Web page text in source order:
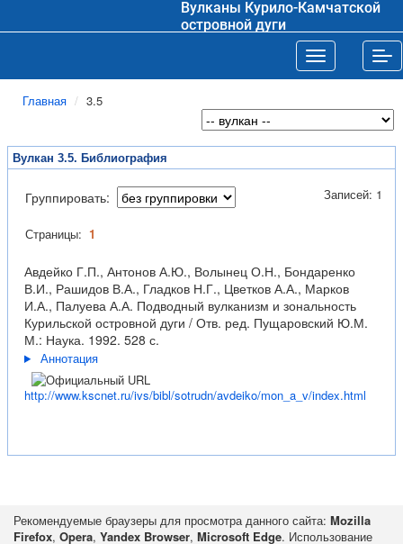
Вулканы Курило-Камчатской
островной дуги
Toggle
Главная 3.5
Вулкан 3.5. Библиография
Группировать: Записей: 1
Страницы: 1
Авдейко Г.П., Антонов А.Ю., Волынец О.Н., Бондаренко
В.И., Рашидов В.А., Гладков Н.Г., Цветков А.А., Марков
И.А., Палуева А.А. Подводный вулканизм и зональность
Курильской островной дуги / Отв. ред. Пущаровский Ю.М.
М.: Наука. 1992. 528 с.
Аннотация
http://www.kscnet.ru/ivs/bibl/sotrudn/avdeiko/mon_a_v/index.html
Рекомендуемые браузеры для просмотра данного сайта: Mozilla
Firefox, Opera, Yandex Browser, Microsoft Edge. Использование